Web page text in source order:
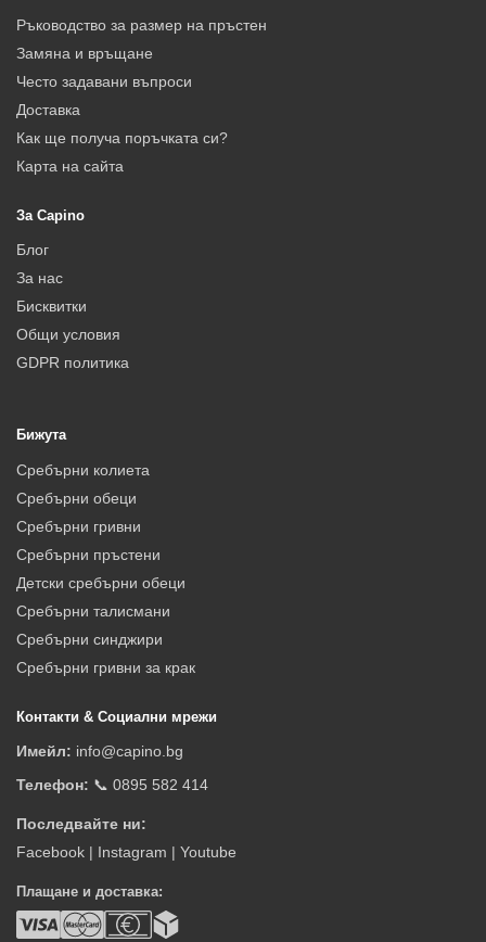
Ръководство за размер на пръстен
Замяна и връщане
Често задавани въпроси
Доставка
Как ще получа поръчката си?
Карта на сайта
За Capino
Блог
За нас
Бисквитки
Общи условия
GDPR политика
Бижута
Сребърни колиета
Сребърни обеци
Сребърни гривни
Сребърни пръстени
Детски сребърни обеци
Сребърни талисмани
Сребърни синджири
Сребърни гривни за крак
Контакти & Социални мрежи
Имейл: info@capino.bg
Телефон: 📞 0895 582 414
Последвайте ни:
Facebook | Instagram | Youtube
Плащане и доставка: